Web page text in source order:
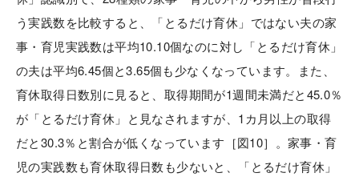
う実践数を比較すると、「とるだけ育休」ではない夫の家
事・育児実践数は平均10.10個なのに対し「とるだけ育休」
の夫は平均6.45個と3.65個も少なくなっています。また、
育休取得日数別に見ると、取得期間が1週間未満だと45.0％
が「とるだけ育休」と見なされますが、1カ月以上の取得
だと30.3％と割合が低くなっています［図10］。家事・育
児の実践数も育休取得日数も少ないと、「とるだけ育休」